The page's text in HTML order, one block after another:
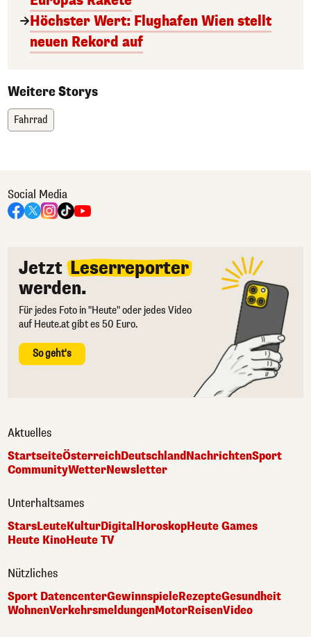
Höchster Wert: Flughafen Wien stellt
neuen Rekord auf
Weitere Storys
Fahrrad
Social Media
Jetzt Leserreporter
werden.
Für jedes Foto in "Heute" oder jedes Video
auf Heute.at gibt es 50 Euro.
So geht's
Aktuelles
StartseiteÖsterreichDeutschlandNachrichtenSport
CommunityWetterNewsletter
Unterhaltsames
StarsLeuteKulturDigitalHoroskopHeute Games
Heute KinoHeute TV
Nützliches
Sport DatencenterGewinnspieleRezepteGesundheit
WohnenVerkehrsmeldungenMotorReisenVideo